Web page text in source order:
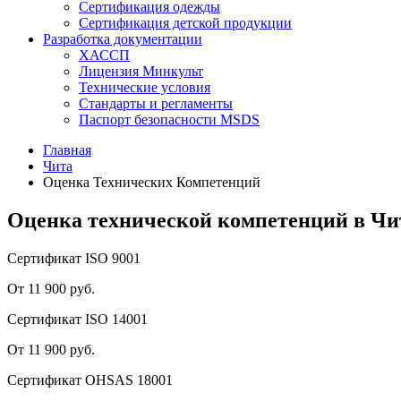
Сертификация одежды
Сертификация детской продукции
Разработка документации
ХАССП
Лицензия Минкульт
Технические условия
Стандарты и регламенты
Паспорт безопасности MSDS
Главная
Чита
Оценка Технических Компетенций
Оценка технической компетенций в
Сертификат ISO 9001
От 11 900 руб.
Сертификат ISO 14001
От 11 900 руб.
Сертификат OHSAS 18001